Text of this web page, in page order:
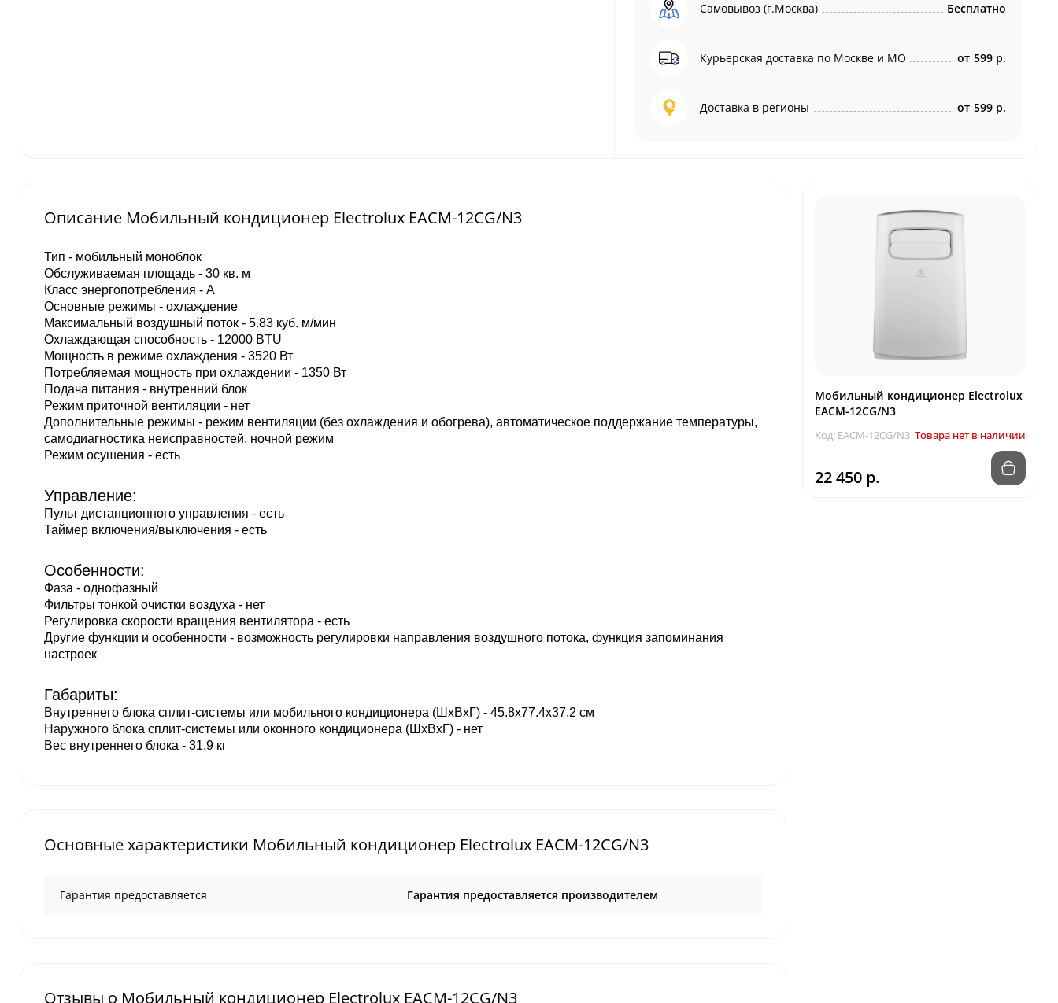
Самовывоз (г.Москва) Бесплатно
Курьерская доставка по Москве и МО от 599 р.
Доставка в регионы от 599 р.
Описание Мобильный кондиционер Electrolux EACM-12CG/N3
Тип - мобильный моноблок
Обслуживаемая площадь - 30 кв. м
Класс энергопотребления - A
Основные режимы - охлаждение
Максимальный воздушный поток - 5.83 куб. м/мин
Охлаждающая способность - 12000 BTU
Мощность в режиме охлаждения - 3520 Вт
Потребляемая мощность при охлаждении - 1350 Вт
Подача питания - внутренний блок
Режим приточной вентиляции - нет
Дополнительные режимы - режим вентиляции (без охлаждения и обогрева), автоматическое поддержание температуры,
самодиагностика неисправностей, ночной режим
Режим осушения - есть
Управление:
Пульт дистанционного управления - есть
Таймер включения/выключения - есть
Особенности:
Фаза - однофазный
Фильтры тонкой очистки воздуха - нет
Регулировка скорости вращения вентилятора - есть
Другие функции и особенности - возможность регулировки направления воздушного потока, функция запоминания
настроек
Габариты:
Внутреннего блока сплит-системы или мобильного кондиционера (ШxВxГ) - 45.8x77.4x37.2 см
Наружного блока сплит-системы или оконного кондиционера (ШxВxГ) - нет
Вес внутреннего блока - 31.9 кг
Основные характеристики Мобильный кондиционер Electrolux EACM-12CG/N3
Гарантия предоставляется Гарантия предоставляется производителем
Отзывы о Мобильный кондиционер Electrolux EACM-12CG/N3
Мобильный кондиционер Electrolux
EACM-12CG/N3
Код: EACM-12CG/N3 Товара нет в наличии
22 450 р.